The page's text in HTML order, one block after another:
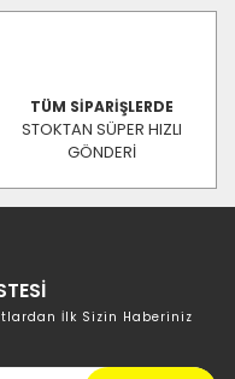
TÜM SİPARİŞLERDE
STOKTAN SÜPER HIZLI
GÖNDERİ
İlk Sizin Haberiniz